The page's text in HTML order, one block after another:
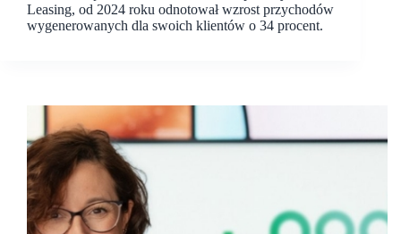
Leasing, od 2024 roku odnotował wzrost przychodów
wygenerowanych dla swoich klientów o 34 procent.